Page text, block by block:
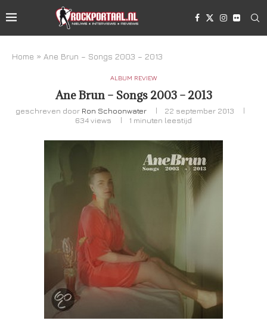
Home » Ane Brun – Songs 2003 – 2013
ALBUM REVIEW
Ane Brun – Songs 2003 – 2013
geschreven door Ron Schoonwater
22 september 2013
634views 1 minuten leestijd